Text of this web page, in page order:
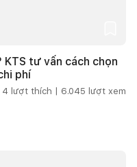
KTS tư vấn cách chọn
phí
4 lượt thích | 6.045 lượt xem